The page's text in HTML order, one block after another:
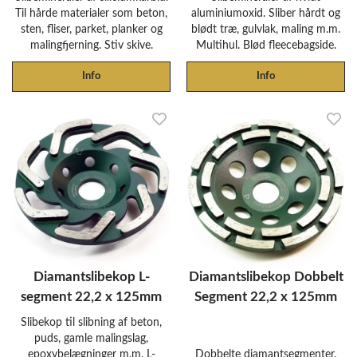
Til hårde materialer som beton,
sten, fliser, parket, planker og
malingfjerning. Stiv skive.
Info
aluminiumoxid. Sliber hårdt og
blødt træ, gulvlak, maling m.m.
Multihul. Blød fleecebagside.
Info
Diamantslibekop L-
segment 22,2 x 125mm
Slibekop til slibning af beton,
puds, gamle malingslag,
epoxybelægninger m.m. L-
Diamantslibekop Dobbelt
Segment 22,2 x 125mm
Dobbelte diamantsegmenter.